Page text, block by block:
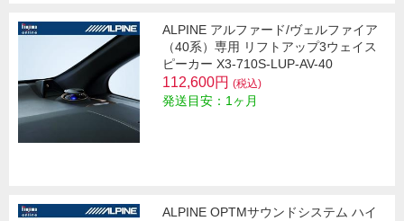
ALPINE アルファード/ヴェルファイア
（40系）専用 リフトアップ3ウェイス
ピーカー X3-710S-LUP-AV-40
112,600円 (税込)
発送目安：1ヶ月
ALPINE OPTMサウンドシステム ハイ